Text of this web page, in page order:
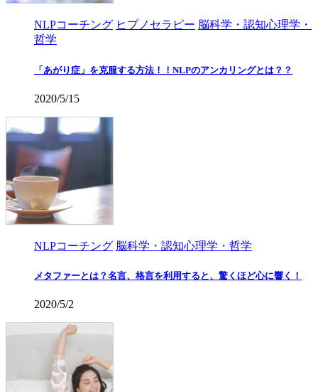
NLPコーチング ヒプノセラピー 脳科学・認知心理学・
哲学
「あがり症」を克服する方法！！NLPのアンカリングとは？？
2020/5/15
NLPコーチング 脳科学・認知心理学・哲学
メタファーとは？名言、格言を利用すると、驚くほど心に響く！
2020/5/2